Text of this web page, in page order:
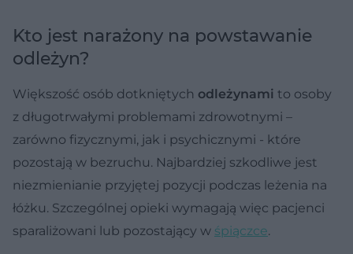
Kto jest narażony na powstawanie
odleżyn?
Większość osób dotkniętych odleżynami to osoby
z długotrwałymi problemami zdrowotnymi –
zarówno fizycznymi, jak i psychicznymi - które
pozostają w bezruchu. Najbardziej szkodliwe jest
niezmienianie przyjętej pozycji podczas leżenia na
łóżku. Szczególnej opieki wymagają więc pacjenci
sparaliżowani lub pozostający w śpiączce.